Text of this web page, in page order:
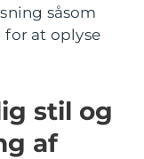
såsom
at oplyse
stil og
af